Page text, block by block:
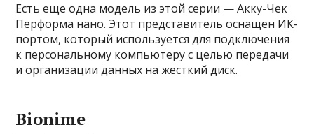
Есть еще одна модель из этой серии — Акку-Чек
Перформа нано. Этот представитель оснащен ИК-
портом, который используется для подключения
к персональному компьютеру с целью передачи
и организации данных на жесткий диск.
Bionime